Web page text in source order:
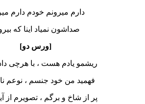
دارم میرونم خودم دارم میرونم
صداشون نمیاد اینا که بیرونن
[ورس دو]
ریشمو یادم هست ، با هرچی دادم دست
فهمید من خود جنسم ، نوعم نابم اصل
پر از شاخ و برگم ، تصویرم از آینده است